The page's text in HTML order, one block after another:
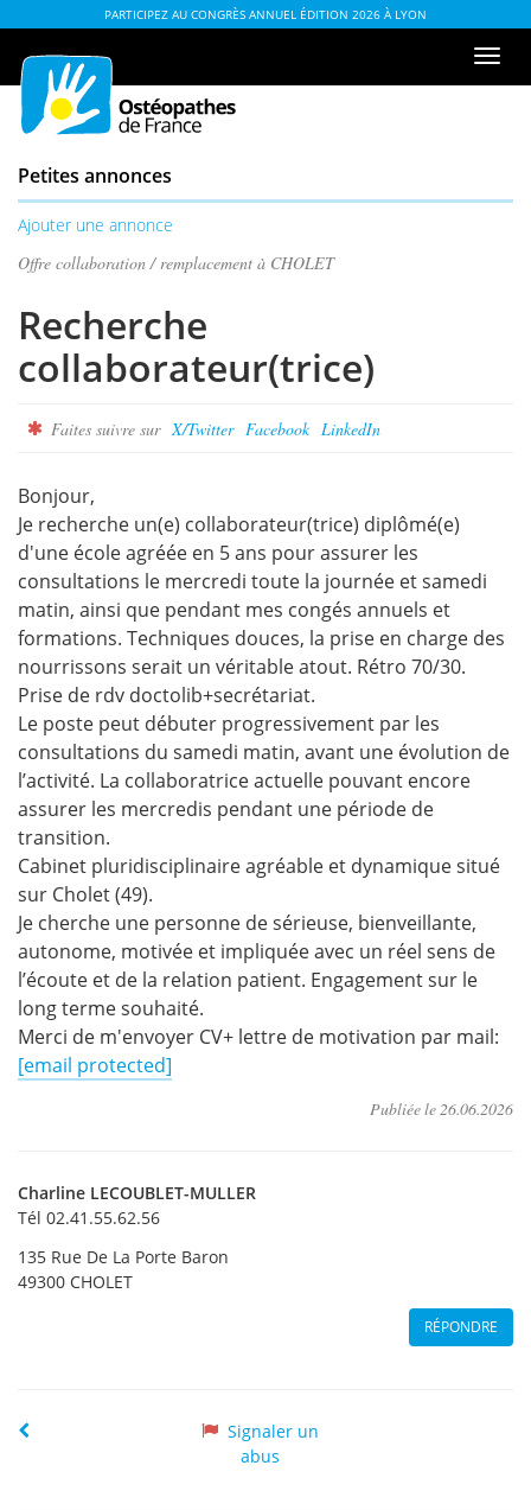
contenu
des
PARTICIPEZ AU CONGRÈS ANNUEL ÉDITION 2026 À LYON
de
Petites annonces
Ajouter une annonce
Offre collaboration / remplacement à CHOLET
Recherche
collaborateur(trice)
Faites suivre sur X/Twitter Facebook LinkedIn
Bonjour,
Je recherche un(e) collaborateur(trice) diplômé(e)
d'une école agréée en 5 ans pour assurer les
consultations le mercredi toute la journée et samedi
matin, ainsi que pendant mes congés annuels et
formations. Techniques douces, la prise en charge des
nourrissons serait un véritable atout. Rétro 70/30.
Prise de rdv doctolib+secrétariat.
Le poste peut débuter progressivement par les
consultations du samedi matin, avant une évolution de
l’activité. La collaboratrice actuelle pouvant encore
assurer les mercredis pendant une période de
transition.
Cabinet pluridisciplinaire agréable et dynamique situé
sur Cholet (49).
Je cherche une personne de sérieuse, bienveillante,
autonome, motivée et impliquée avec un réel sens de
l’écoute et de la relation patient. Engagement sur le
long terme souhaité.
Merci de m'envoyer CV+ lettre de motivation par mail:
[email protected]
Publiée le26.06.2026
Charline LECOUBLET-MULLER
Tél 02.41.55.62.56
135 Rue De La Porte Baron
49300 CHOLET
RÉPONDRE
Signaler un
abus